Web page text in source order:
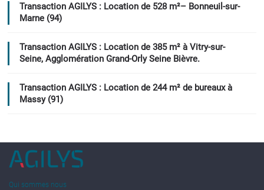
Transaction AGILYS : Location de 528 m²– Bonneuil-sur-
Marne (94)
Transaction AGILYS : Location de 385 m² à Vitry-sur-
Seine, Agglomération Grand-Orly Seine Bièvre.
Transaction AGILYS : Location de 244 m² de bureaux à
Massy (91)
Qui sommes nous